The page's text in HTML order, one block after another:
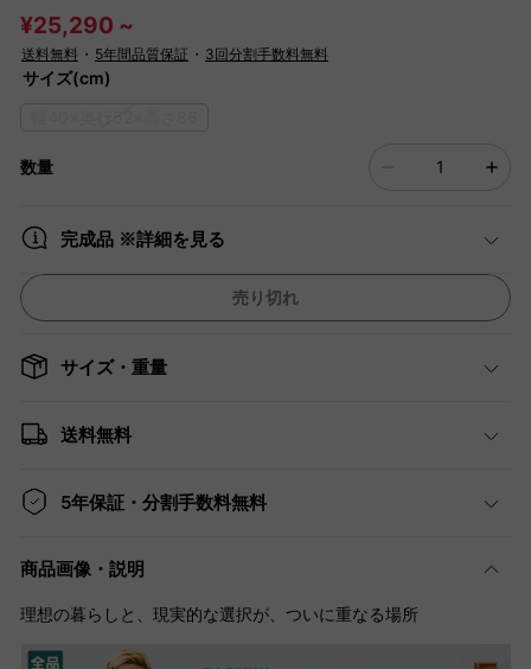
¥25,290 ~
送料無料 ・ 5年間品質保証 ・ 3回分割手数料無料
サイズ(cm)
数量
完成品 ※詳細を見る
売り切れ
サイズ・重量
送料無料
5年保証・分割手数料無料
商品画像・説明
理想の暮らしと、現実的な選択が、ついに重なる場所